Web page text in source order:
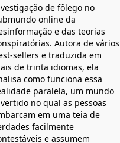
de fôlego no
online da
e das teorias
Autora de vários
sellers e traduzida em
de trinta idiomas, ela
como funciona essa
paralela, um mundo
no qual as pessoas
em uma teia de
facilmente
e assumem